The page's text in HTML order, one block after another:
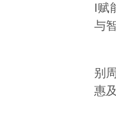
I赋
与
吴
别
惠